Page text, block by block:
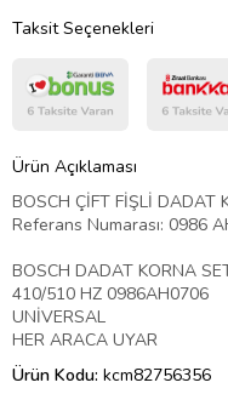
Taksit Seçenekleri
Ürün Açıklaması
BOSCH ÇİFT FİŞLİ DADAT
Referans Numarası: 0986
BOSCH DADAT KORNA
410/510 HZ 0986AH0706
UNİVERSAL
HER ARACA UYAR
Ürün Kodu: kcm82756356